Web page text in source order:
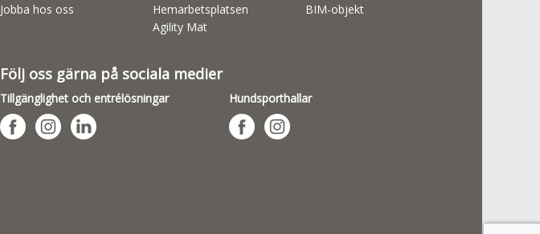
Jobba hos oss
Hemarbetsplatsen
Agility Mat
BIM-objekt
Följ oss gärna på sociala medier
Tillgänglighet och entrélösningar Hundsporthallar